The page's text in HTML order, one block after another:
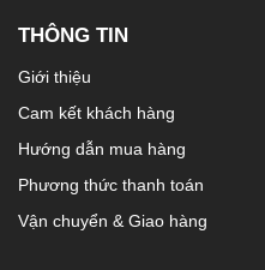
THÔNG TIN
Giới thiệu
Cam kết khách hàng
Hướng dẫn mua hàng
Phương thức thanh toán
Vận chuyển & Giao hàng